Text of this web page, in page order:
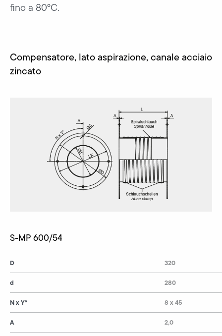
fino a 80°C.
Compensatore, lato aspirazione, canale acciaio
zincato
S-MP 600/54
D
d
N x Y°
A
320
280
8 x 45
2,0